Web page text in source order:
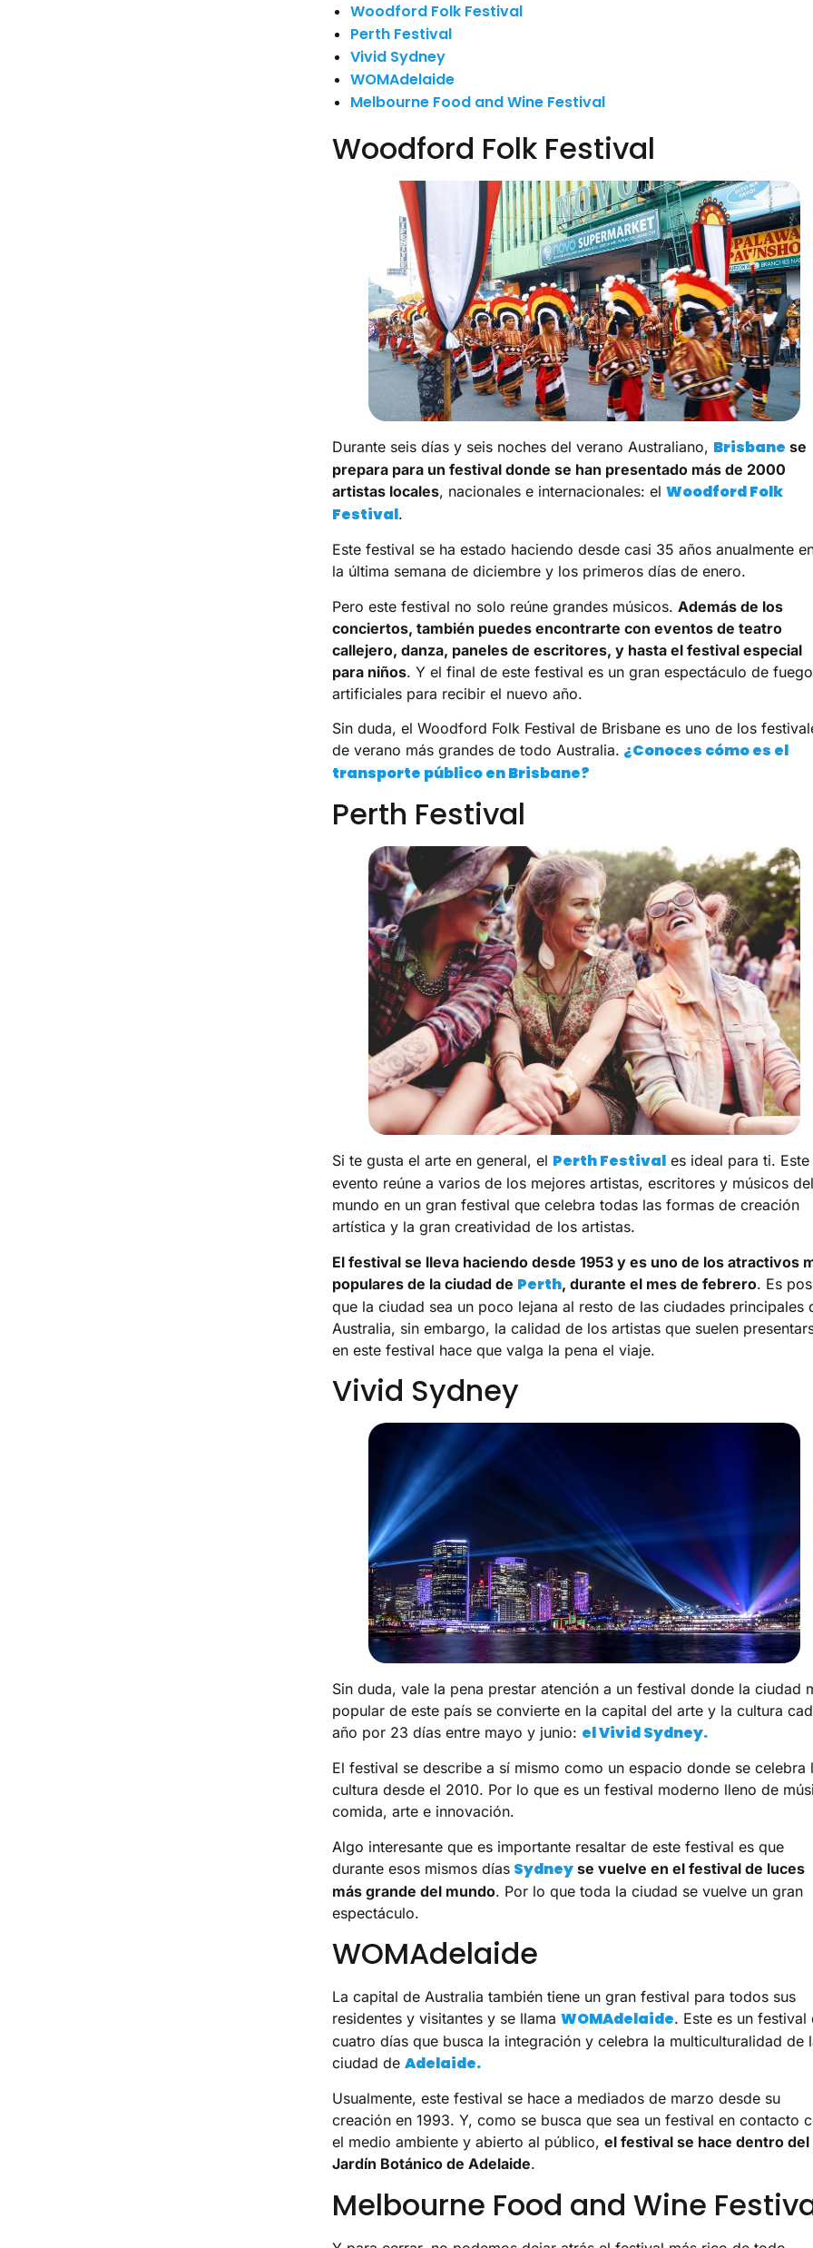
Woodford Folk Festival
Perth Festival
Vivid Sydney
WOMAdelaide
Melbourne Food and Wine Festival
Woodford Folk Festival
Durante seis días y seis noches del verano Australiano, Brisbane se
prepara para un festival donde se han presentado más de 2000
artistas locales, nacionales e internacionales: el Woodford Folk
Festival.
Este festival se ha estado haciendo desde casi 35 años anualmente
la última semana de diciembre y los primeros días de enero.
Pero este festival no solo reúne grandes músicos. Además de los
conciertos, también puedes encontrarte con eventos de teatro
callejero, danza, paneles de escritores, y hasta el festival especial
para niños. Y el final de este festival es un gran espectáculo de
artificiales para recibir el nuevo año.
Sin duda, el Woodford Folk Festival de Brisbane es uno de los
de verano más grandes de todo Australia. ¿Conoces cómo es el
transporte público en Brisbane?
Perth Festival
Si te gusta el arte en general, el Perth Festivales ideal para ti. Este
evento reúne a varios de los mejores artistas, escritores y músicos del
mundo en un gran festival que celebra todas las formas de creación
artística y la gran creatividad de los artistas.
El festival se lleva haciendo desde 1953 y es uno de los atractivos
populares de la ciudad de Perth, durante el mes de febrero. Es
que la ciudad sea un poco lejana al resto de las ciudades principales
Australia, sin embargo, la calidad de los artistas que suelen
en este festival hace que valga la pena el viaje.
Vivid Sydney
Sin duda, vale la pena prestar atención a un festival donde la ciudad
popular de este país se convierte en la capital del arte y la cultura
año por 23 días entre mayo y junio: el Vivid Sydney.
El festival se describe a sí mismo como un espacio donde se celebra
cultura desde el 2010. Por lo que es un festival moderno lleno de
comida, arte e innovación.
Algo interesante que es importante resaltar de este festival es que
durante esos mismos días Sydneyse vuelve en el festival de luces
más grande del mundo. Por lo que toda la ciudad se vuelve un gran
espectáculo.
WOMAdelaide
La capital de Australia también tiene un gran festival para todos sus
residentes y visitantes y se llama WOMAdelaide. Este es un festival
cuatro días que busca la integración y celebra la multiculturalidad de
ciudad de Adelaide.
Usualmente, este festival se hace a mediados de marzo desde su
creación en 1993. Y, como se busca que sea un festival en contacto
el medio ambiente y abierto al público, el festival se hace dentro del
Jardín Botánico de Adelaide.
Melbourne Food and Wine